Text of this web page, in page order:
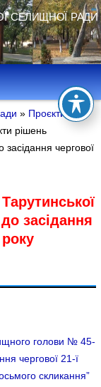
селищної ради
» Проєкти
рішень
чергової
засідання
року
голови № 45-
чергової 21-ї
скликання”